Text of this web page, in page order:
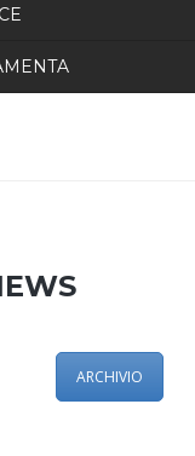
ARCHIVIO